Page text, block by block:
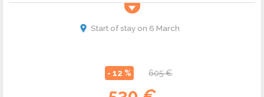
Start of stay on 6 March
- 12 % 605 €